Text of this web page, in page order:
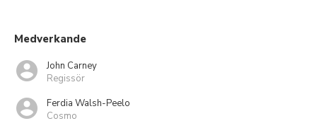
Medverkande
John Carney
Regissör
Ferdia Walsh-Peelo
Cosmo